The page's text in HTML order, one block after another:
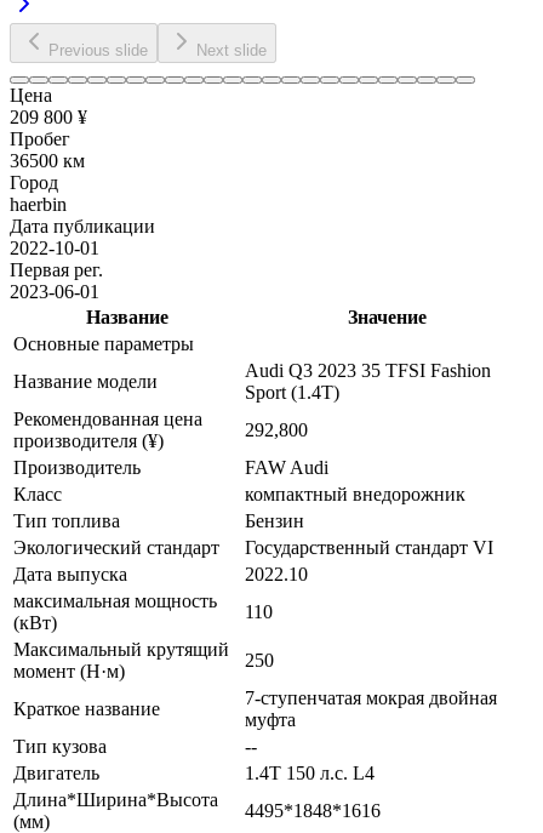
Previous slide Next slide
Цена
209 800 ¥
Пробег
36500 км
Город
haerbin
Дата публикации
2022-10-01
Первая рег.
2023-06-01
Название
Значение
Основные параметры
Название модели
Audi Q3 2023 35 TFSI Fashion
Sport (1.4T)
Рекомендованная цена
производителя (¥)
292,800
Производитель
FAW Audi
Класс
компактный внедорожник
Тип топлива
Бензин
Экологический стандарт
Государственный стандарт VI
Дата выпуска
2022.10
максимальная мощность
(кВт)
110
Максимальный крутящий
момент (Н·м)
250
Краткое название
7-ступенчатая мокрая двойная
муфта
Тип кузова
--
Двигатель
1.4T 150 л.с. L4
Длина*Ширина*Высота
(мм)
4495*1848*1616